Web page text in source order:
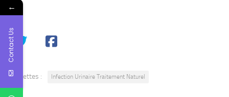
SHARE
Étiquettes : Infection Urinaire Traitement Naturel
←
Contact Us